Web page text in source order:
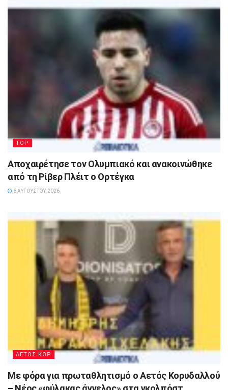
TOP
Αποχαιρέτησε τον Ολυμπιακό και ανακοινώθηκε
από τη Ρίβερ Πλέιτ ο Ορτέγκα
6 ΑΥΓΟΎΣΤΟΥ, 2026
ΑΕΤΟΣ ΚΟΡ
Με φόρα για πρωταθλητισμό ο Αετός Κορυδαλλού